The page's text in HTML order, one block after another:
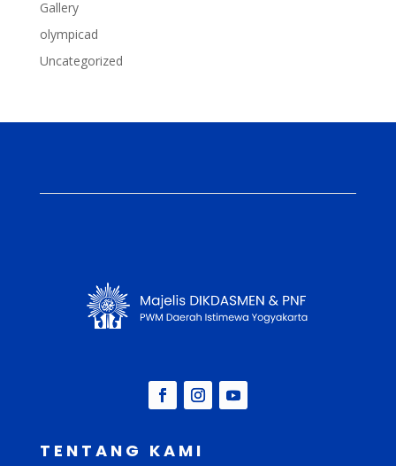
Gallery
olympicad
Uncategorized
TENTANG KAMI